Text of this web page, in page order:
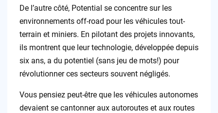
De l’autre côté, Potential se concentre sur les
environnements off-road pour les véhicules tout-
terrain et miniers. En pilotant des projets innovants,
ils montrent que leur technologie, développée depuis
six ans, a du potentiel (sans jeu de mots!) pour
révolutionner ces secteurs souvent négligés.
Vous pensiez peut-être que les véhicules autonomes
devaient se cantonner aux autoroutes et aux routes